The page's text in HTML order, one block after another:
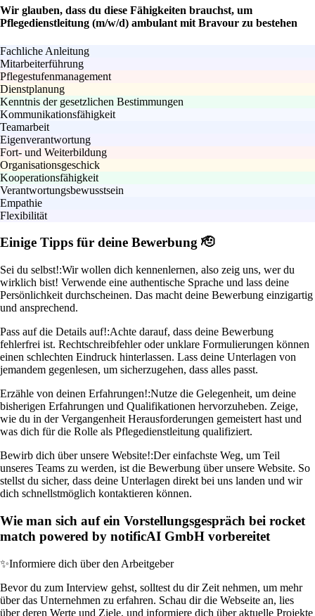
Wir glauben, dass du diese Fähigkeiten brauchst, um
Pflegedienstleitung (m/w/d) ambulant mit Bravour zu bestehen
Fachliche Anleitung
Mitarbeiterführung
Pflegestufenmanagement
Dienstplanung
Kenntnis der gesetzlichen Bestimmungen
Kommunikationsfähigkeit
Teamarbeit
Eigenverantwortung
Fort- und Weiterbildung
Organisationsgeschick
Kooperationsfähigkeit
Verantwortungsbewusstsein
Empathie
Flexibilität
Einige Tipps für deine Bewerbung 🫡
Sei du selbst!:Wir wollen dich kennenlernen, also zeig uns, wer du
wirklich bist! Verwende eine authentische Sprache und lass deine
Persönlichkeit durchscheinen. Das macht deine Bewerbung einzigartig
und ansprechend.
Pass auf die Details auf!:Achte darauf, dass deine Bewerbung
fehlerfrei ist. Rechtschreibfehler oder unklare Formulierungen können
einen schlechten Eindruck hinterlassen. Lass deine Unterlagen von
jemandem gegenlesen, um sicherzugehen, dass alles passt.
Erzähle von deinen Erfahrungen!:Nutze die Gelegenheit, um deine
bisherigen Erfahrungen und Qualifikationen hervorzuheben. Zeige,
wie du in der Vergangenheit Herausforderungen gemeistert hast und
was dich für die Rolle als Pflegedienstleitung qualifiziert.
Bewirb dich über unsere Website!:Der einfachste Weg, um Teil
unseres Teams zu werden, ist die Bewerbung über unsere Website. So
stellst du sicher, dass deine Unterlagen direkt bei uns landen und wir
dich schnellstmöglich kontaktieren können.
Wie man sich auf ein Vorstellungsgespräch bei rocket
match powered by notificAI GmbH vorbereitet
✨Informiere dich über den Arbeitgeber
Bevor du zum Interview gehst, solltest du dir Zeit nehmen, um mehr
über das Unternehmen zu erfahren. Schau dir die Webseite an, lies
über deren Werte und Ziele, und informiere dich über aktuelle Projekte